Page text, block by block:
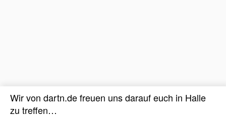
Wir von dartn.de freuen uns darauf euch in Halle
zu treffen…